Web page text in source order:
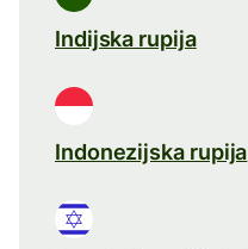
Indijska rupija
Indonezijska rupija